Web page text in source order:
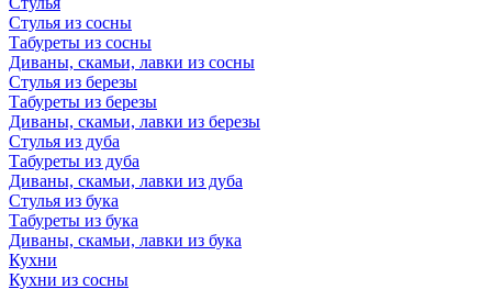
Стулья из сосны
Табуреты из сосны
Диваны, скамьи, лавки из сосны
Стулья из березы
Табуреты из березы
Диваны, скамьи, лавки из березы
Стулья из дуба
Табуреты из дуба
Диваны, скамьи, лавки из дуба
Стулья из бука
Табуреты из бука
Диваны, скамьи, лавки из бука
Кухни
Кухни из сосны